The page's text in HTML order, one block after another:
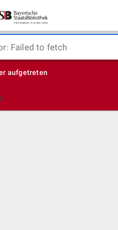
Failed to fetch
aufgetreten